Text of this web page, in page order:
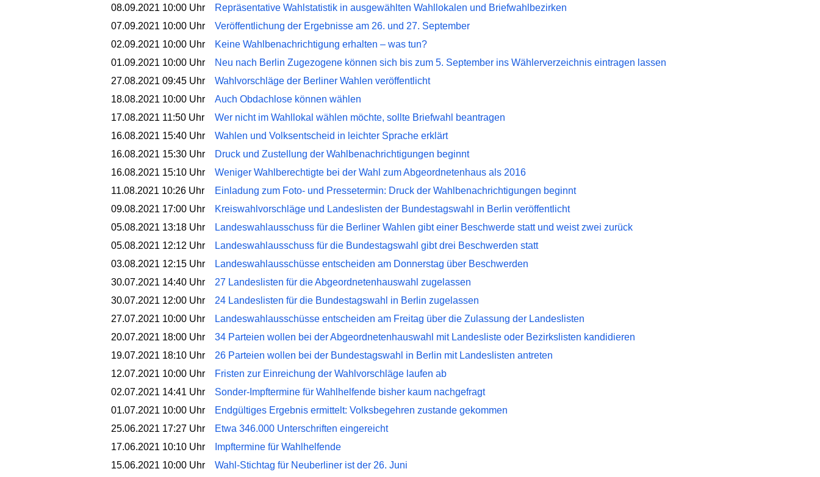
08.09.2021 10:00 Uhr
Repräsentative Wahlstatistik in ausgewählten Wahllokalen und Briefwahlbezirken
07.09.2021 10:00 Uhr
Veröffentlichung der Ergebnisse am 26. und 27. September
02.09.2021 10:00 Uhr
Keine Wahlbenachrichtigung erhalten – was tun?
01.09.2021 10:00 Uhr
Neu nach Berlin Zugezogene können sich bis zum 5. September ins Wählerverzeichnis eintragen lassen
27.08.2021 09:45 Uhr
Wahlvorschläge der Berliner Wahlen veröffentlicht
18.08.2021 10:00 Uhr
Auch Obdachlose können wählen
17.08.2021 11:50 Uhr
Wer nicht im Wahllokal wählen möchte, sollte Briefwahl beantragen
16.08.2021 15:40 Uhr
Wahlen und Volksentscheid in leichter Sprache erklärt
16.08.2021 15:30 Uhr
Druck und Zustellung der Wahlbenachrichtigungen beginnt
16.08.2021 15:10 Uhr
Weniger Wahlberechtigte bei der Wahl zum Abgeordnetenhaus als 2016
11.08.2021 10:26 Uhr
Einladung zum Foto- und Pressetermin: Druck der Wahlbenachrichtigungen beginnt
09.08.2021 17:00 Uhr
Kreiswahlvorschläge und Landeslisten der Bundestagswahl in Berlin veröffentlicht
05.08.2021 13:18 Uhr
Landeswahlausschuss für die Berliner Wahlen gibt einer Beschwerde statt und weist zwei zurück
05.08.2021 12:12 Uhr
Landeswahlausschuss für die Bundestagswahl gibt drei Beschwerden statt
03.08.2021 12:15 Uhr
Landeswahlausschüsse entscheiden am Donnerstag über Beschwerden
30.07.2021 14:40 Uhr
27 Landeslisten für die Abgeordnetenhauswahl zugelassen
30.07.2021 12:00 Uhr
24 Landeslisten für die Bundestagswahl in Berlin zugelassen
27.07.2021 10:00 Uhr
Landeswahlausschüsse entscheiden am Freitag über die Zulassung der Landeslisten
20.07.2021 18:00 Uhr
34 Parteien wollen bei der Abgeordnetenhauswahl mit Landesliste oder Bezirkslisten kandidieren
19.07.2021 18:10 Uhr
26 Parteien wollen bei der Bundestagswahl in Berlin mit Landeslisten antreten
12.07.2021 10:00 Uhr
Fristen zur Einreichung der Wahlvorschläge laufen ab
02.07.2021 14:41 Uhr
Sonder-Impftermine für Wahlhelfende bisher kaum nachgefragt
01.07.2021 10:00 Uhr
Endgültiges Ergebnis ermittelt: Volksbegehren zustande gekommen
25.06.2021 17:27 Uhr
Etwa 346.000 Unterschriften eingereicht
17.06.2021 10:10 Uhr
Impftermine für Wahlhelfende
15.06.2021 10:00 Uhr
Wahl-Stichtag für Neuberliner ist der 26. Juni